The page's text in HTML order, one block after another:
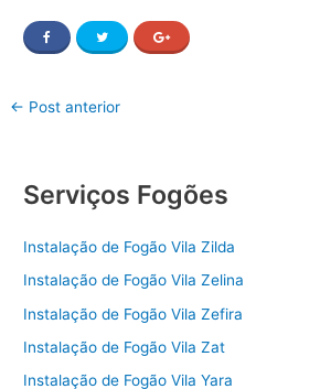
← Post anterior
Serviços Fogões
Instalação de Fogão Vila Zilda
Instalação de Fogão Vila Zelina
Instalação de Fogão Vila Zefira
Instalação de Fogão Vila Zat
Instalação de Fogão Vila Yara